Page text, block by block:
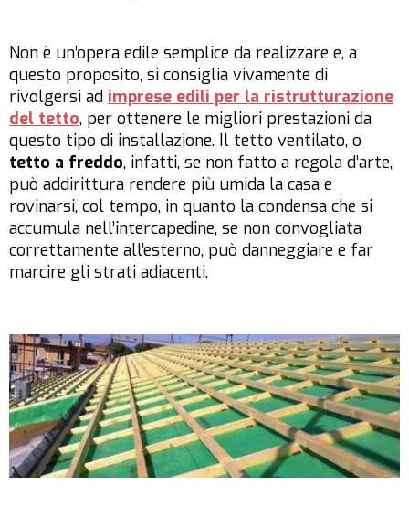
Non è un’opera edile semplice da realizzare e, a
questo proposito, si consiglia vivamente di
rivolgersi ad imprese edili per la ristrutturazione
del tetto, per ottenere le migliori prestazioni da
questo tipo di installazione. Il tetto ventilato, o
tetto a freddo, infatti, se non fatto a regola d’arte,
può addirittura rendere più umida la casa e
rovinarsi, col tempo, in quanto la condensa che si
accumula nell’intercapedine, se non convogliata
correttamente all’esterno, può danneggiare e far
marcire gli strati adiacenti.